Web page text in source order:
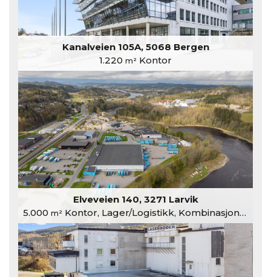
Kanalveien 105A, 5068 Bergen
1.220 m² Kontor
Elveveien 140, 3271 Larvik
5.000 m²Kontor, Lager/Logistikk, Kombinasjonslokaler